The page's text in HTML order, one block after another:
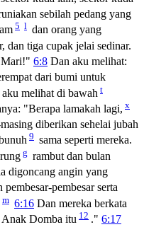
sebilah pedang yang
5 l dan orang yang
dan tiga cupak jelai sedinar.
6:8 Dan aku melihat:
dari bumi untuk
melihat di bawah t
"Berapa lamakah lagi, x
diberikan sehelai jubah
9 sama seperti mereka.
g rambut dan bulan
digoncang angin yang
pembesar serta
m 6:16 Dan mereka berkata
Anak Domba itu 12 ." 6:17